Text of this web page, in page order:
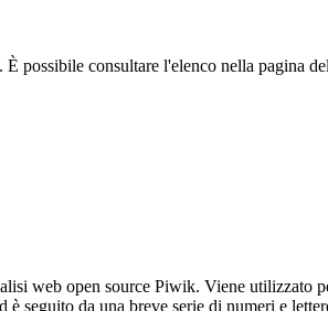
possibile consultare l'elenco nella pagina
web open source Piwik. Viene
seguito da una breve serie di numeri e